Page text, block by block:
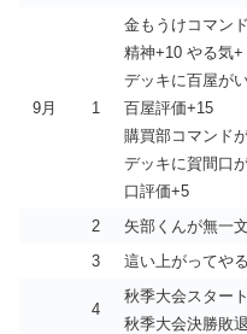
9月 1
金もうけコマン
精神+10 やる気
デッキに百屋が
百屋評価+15
購買部コマンド
デッキに賀間口
口評価+5
2
矢部くんが無一
3
這い上がってや
4
秋季大会スター
秋季大会決勝敗